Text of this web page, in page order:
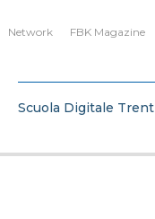
Network FBK Magazine
Scuola Digitale